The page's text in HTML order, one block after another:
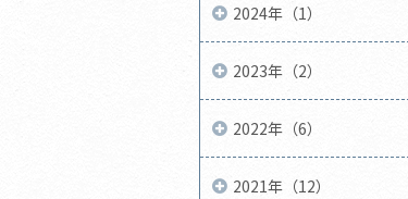
2024年（1）
2023年（2）
2022年（6）
2021年（12）